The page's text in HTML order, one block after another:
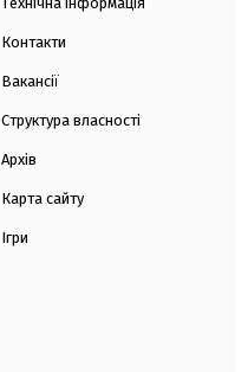
Контакти
Вакансії
Структура власності
Архів
Карта сайту
Ігри